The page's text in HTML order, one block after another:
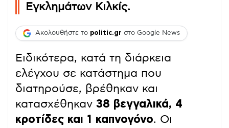
Εγκλημάτων Κιλκίς.
Ακολουθήστε το politic.gr στο Google News
Ειδικότερα, κατά τη διάρκεια
ελέγχου σε κατάστημα που
διατηρούσε, βρέθηκαν και
κατασχέθηκαν 38 βεγγαλικά, 4
κροτίδες και 1 καπνογόνο. Οι